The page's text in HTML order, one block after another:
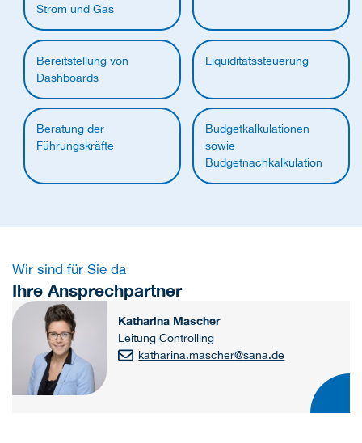
Strom und Gas
Bereitstellung von
Dashboards
Liquiditätssteuerung
Beratung der
Führungskräfte
Budgetkalkulationen
sowie
Budgetnachkalkulation
Wir sind für Sie da
Ihre Ansprechpartner
Katharina Mascher
Leitung Controlling
katharina.mascher@sana.de